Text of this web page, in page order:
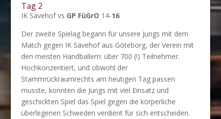
Tag 2
IK Sävehof vs GP FüGrO 14-16
Der zweite Spielag begann für unsere Jungs mit dem
Match gegen IK Sävehof aus Göteborg, der Verein mit
den meisten Handballern: über 700 (!) Teilnehmer.
Hochkonzentiert, und obwohl der
Stammrückraumrechts am heutigen Tag passen
musste, konnten die Jungs mit viel Einsatz und
geschickten Spiel das Spiel gegen die körperliche
überlegenen Schweden verdient für sich entscheiden.